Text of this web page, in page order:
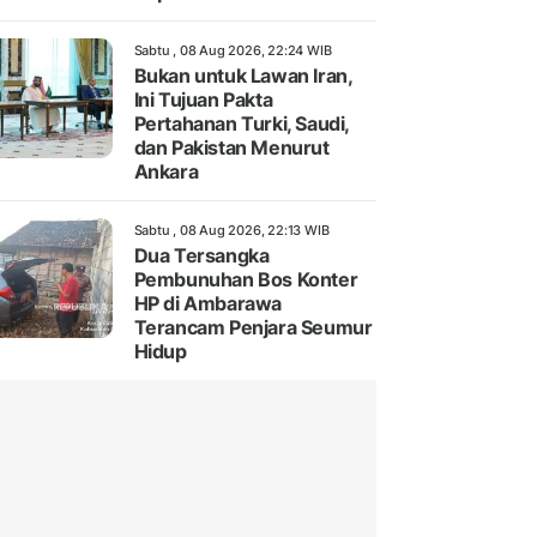
Sabtu , 08 Aug 2026, 22:24 WIB
Bukan untuk Lawan Iran,
Ini Tujuan Pakta
Pertahanan Turki, Saudi,
dan Pakistan Menurut
Ankara
Sabtu , 08 Aug 2026, 22:13 WIB
Dua Tersangka
Pembunuhan Bos Konter
HP di Ambarawa
Terancam Penjara Seumur
Hidup